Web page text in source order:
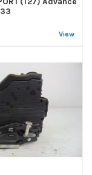
View